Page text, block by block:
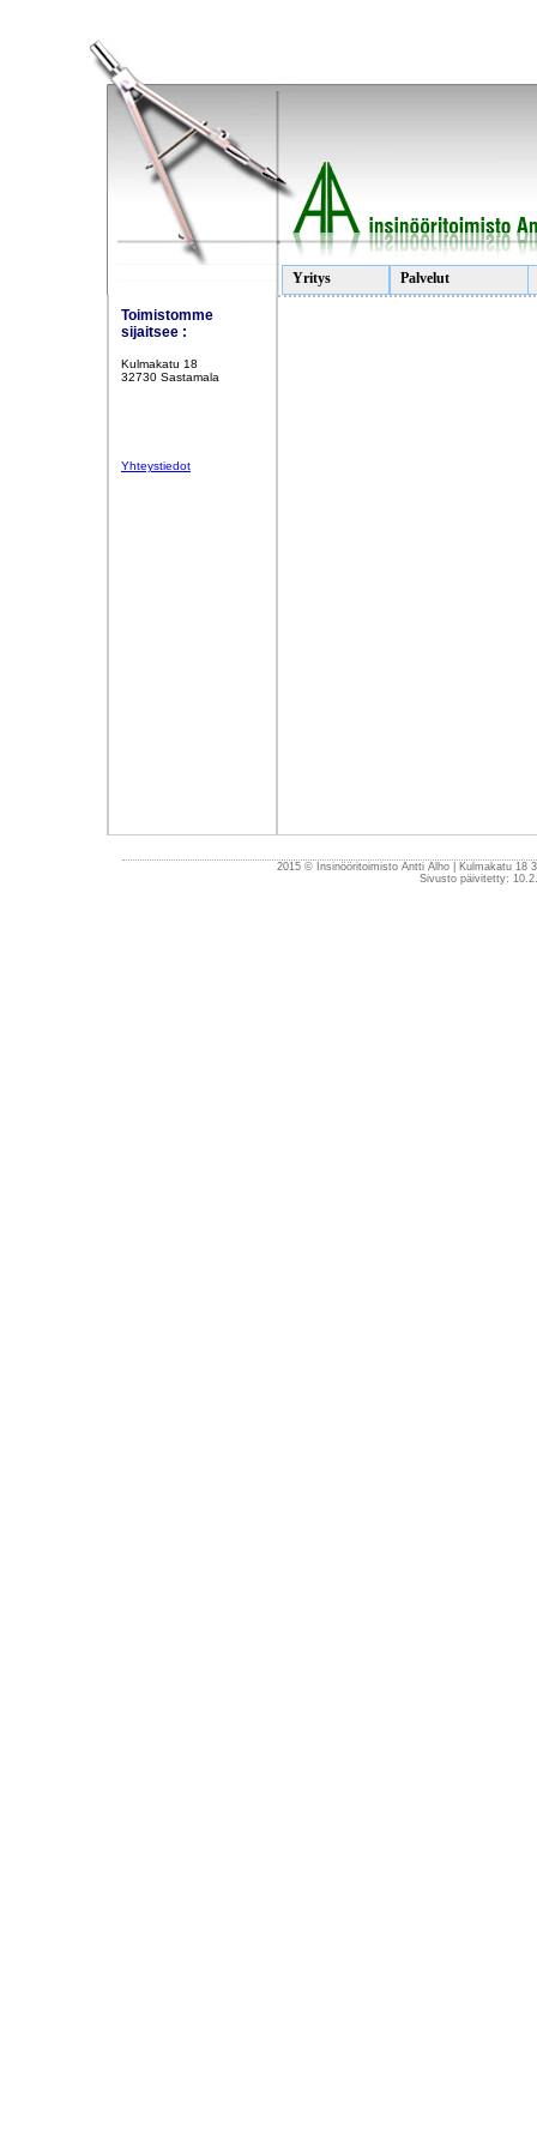
Yritys Palvelut
Toimistomme
sijaitsee :
Kulmakatu 18
32730 Sastamala
Yhteystiedot
2015 © Insinööritoimisto Antti Alho | Kulmakatu 18
Sivusto päivitetty: